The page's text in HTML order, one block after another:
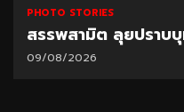
PHOTO STORIES
สรรพสามิต ลุยปราบ
09/08/2026